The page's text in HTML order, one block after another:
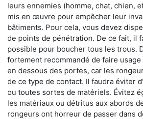
leurs ennemies (homme, chat, chien,
mis en œuvre pour empêcher leur
bâtiments. Pour cela, vous devez
de points de pénétration. De ce fait, il
possible pour boucher tous les trous.
fortement recommandé de faire
en dessous des portes, car les
de ce type de contact. Il faudra éviter
ou toutes sortes de matériels. Évitez
les matériaux ou détritus aux abords
rongeurs ont horreur de passer dans